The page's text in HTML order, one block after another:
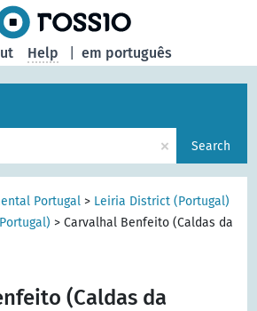
em português
Help
× Search
Portugal > Leiria District (Portugal)
>Carvalhal Benfeito (Caldas da
(Caldas da